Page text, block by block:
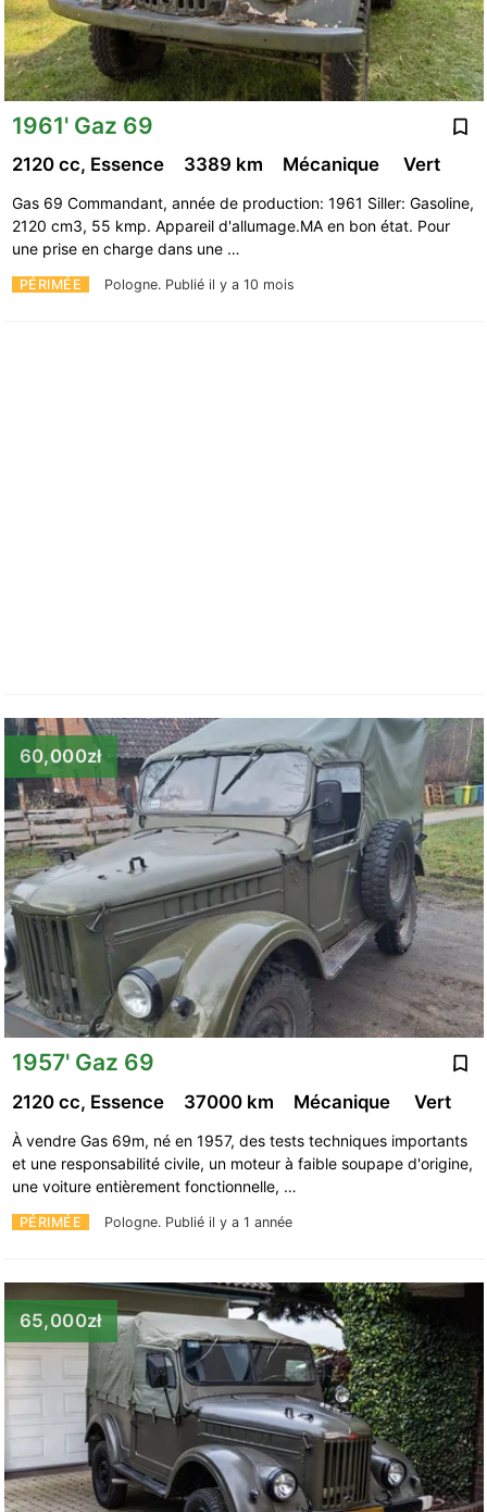
1961' Gaz 69
PÉRIMÉE Pologne. Publié il y a 10 mois
2120 cc, Essence 3389 km Mécanique Vert
Gas 69 Commandant, année de production: 1961 Siller: Gasoline,
2120 cm3, 55 kmp. Appareil d'allumage.MA en bon état. Pour
une prise en charge dans une …
60,000zł
1957' Gaz 69
PÉRIMÉE Pologne. Publié il y a 1 année
2120 cc, Essence 37000 km Mécanique Vert
À vendre Gas 69m, né en 1957, des tests techniques importants
et une responsabilité civile, un moteur à faible soupape d'origine,
une voiture entièrement fonctionnelle, …
65,000zł